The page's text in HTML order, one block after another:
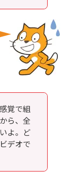
覚で組
ら、全
よ。ど
デオで